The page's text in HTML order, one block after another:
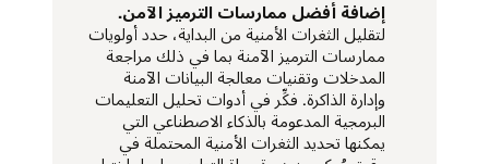
إضافة أفضل ممارسات الترميز الآمن.
لتقليل الثغرات الأمنية من البداية، حدد أولويات
ممارسات الترميز الآمنة بما في ذلك مراجعة
المدخلات وتقنيات معالجة البيانات الآمنة
وإدارة الذاكرة. فكِّر في أدوات تحليل التعليمات
البرمجية المدعومة بالذكاء الاصطناعي التي
يمكنها تحديد الثغرات الأمنية المحتملة في